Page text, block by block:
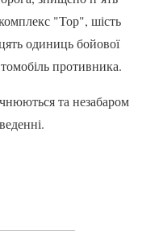
"Тор", шість
одиниць бойової
противника.
та незабаром